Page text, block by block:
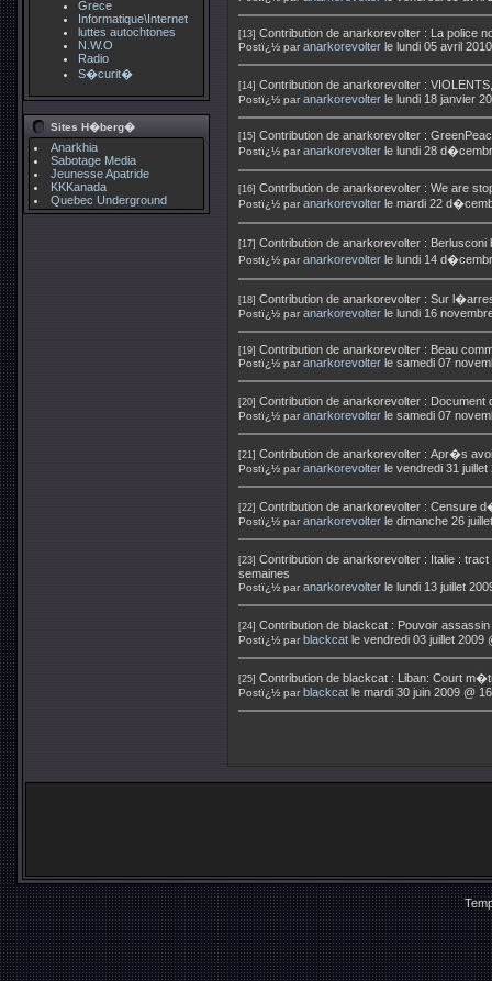
Grece
Informatique\Internet
luttes autochtones
N.W.O
Radio
S�curit�
Sites H�berg�
Anarkhia
Sabotage Media
Jeunesse Apatride
KKKanada
Quebec Underground
[13] Contribution de anarkorevolter : La police
Postï¿½ par anarkorevolter le lundi 05 avril
[14] Contribution de anarkorevolter :
Postï¿½ par anarkorevolter le lundi 18 janvier
[15] Contribution de anarkorevolter :
Postï¿½ par anarkorevolter le lundi 28
[16] Contribution de anarkorevolter : We are
Postï¿½ par anarkorevolter le mardi 22
[17] Contribution de anarkorevolter :
Postï¿½ par anarkorevolter le lundi 14
[18] Contribution de anarkorevolter : Sur
Postï¿½ par anarkorevolter le lundi 16
[19] Contribution de anarkorevolter : Beau
Postï¿½ par anarkorevolter le samedi 07
[20] Contribution de anarkorevolter : Document
Postï¿½ par anarkorevolter le samedi 07
[21] Contribution de anarkorevolter : Apr�s
Postï¿½ par anarkorevolter le vendredi 31
[22] Contribution de anarkorevolter : Censure
Postï¿½ par anarkorevolter le dimanche 26
[23] Contribution de anarkorevolter : Italie :
semaines
Postï¿½ par anarkorevolter le lundi 13 juillet
[24] Contribution de blackcat : Pouvoir
Postï¿½ par blackcat le vendredi 03 juillet 2009
[25] Contribution de blackcat : Liban: Court
Postï¿½ par blackcat le mardi 30 juin 2009 @